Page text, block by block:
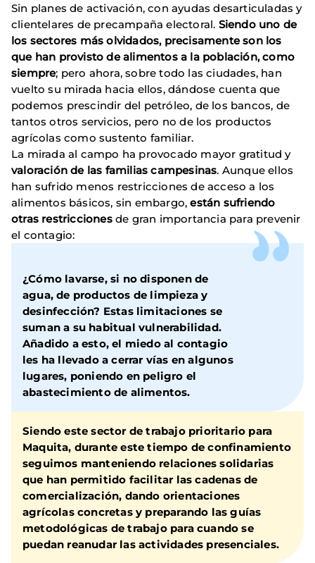
Sin planes de activación, con ayudas desarticuladas y
clientelares de precampaña electoral. Siendo uno de
los sectores más olvidados, precisamente son los
que han provisto de alimentos a la población, como
siempre; pero ahora, sobre todo las ciudades, han
vuelto su mirada hacia ellos, dándose cuenta que
podemos prescindir del petróleo, de los bancos, de
tantos otros servicios, pero no de los productos
agrícolas como sustento familiar.
La mirada al campo ha provocado mayor gratitud y
valoración de las familias campesinas. Aunque ellos
han sufrido menos restricciones de acceso a los
alimentos básicos, sin embargo, están sufriendo
otras restriccionesde gran importancia para prevenir
el contagio:
¿Cómo lavarse, si no disponen de
agua, de productos de limpieza y
desinfección? Estas limitaciones se
suman a su habitual vulnerabilidad.
Añadido a esto,el miedo al contagio
les ha llevado a cerrar vías en algunos
lugares, poniendo en peligro el
abastecimiento de alimentos.
Siendo este sector de trabajo prioritario para
Maquita, durante este tiempo de confinamiento
seguimos manteniendo relaciones solidarias
que han permitido facilitar las cadenas de
comercialización, dando orientaciones
agrícolas concretasy preparando las guías
metodológicas de trabajo para cuando se
puedan reanudar las actividades presenciales.